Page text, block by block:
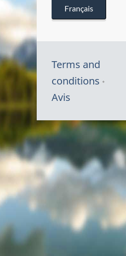
Français
Terms and
conditions
Avis